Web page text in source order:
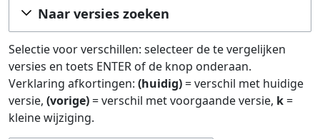
Naar versies zoeken
Selectie voor verschillen: selecteer de te vergelijken
versies en toets ENTER of de knop onderaan.
Verklaring afkortingen: (huidig)= verschil met huidige
versie, (vorige)= verschil met voorgaande versie, k=
kleine wijziging.